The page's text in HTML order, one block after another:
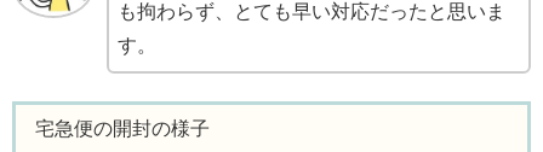
も拘わらず、とても早い対応だったと思いま
す。
宅急便の開封の様子